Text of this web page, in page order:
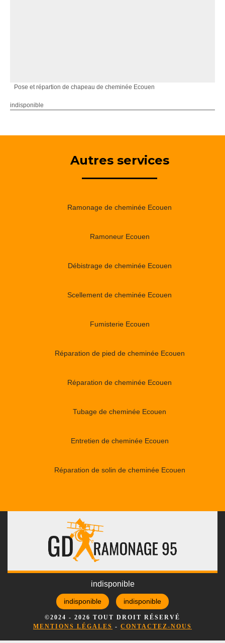
Pose et répartion de chapeau de cheminée Ecouen
indisponible
Autres services
Ramonage de cheminée Ecouen
Ramoneur Ecouen
Débistrage de cheminée Ecouen
Scellement de cheminée Ecouen
Fumisterie Ecouen
Réparation de pied de cheminée Ecouen
Réparation de cheminée Ecouen
Tubage de cheminée Ecouen
Entretien de cheminée Ecouen
Réparation de solin de cheminée Ecouen
indisponible
indisponible indisponible
©2024 - 2026 TOUT DROIT RÉSERVÉ
MENTIONS LÉGALES - CONTACTEZ-NOUS